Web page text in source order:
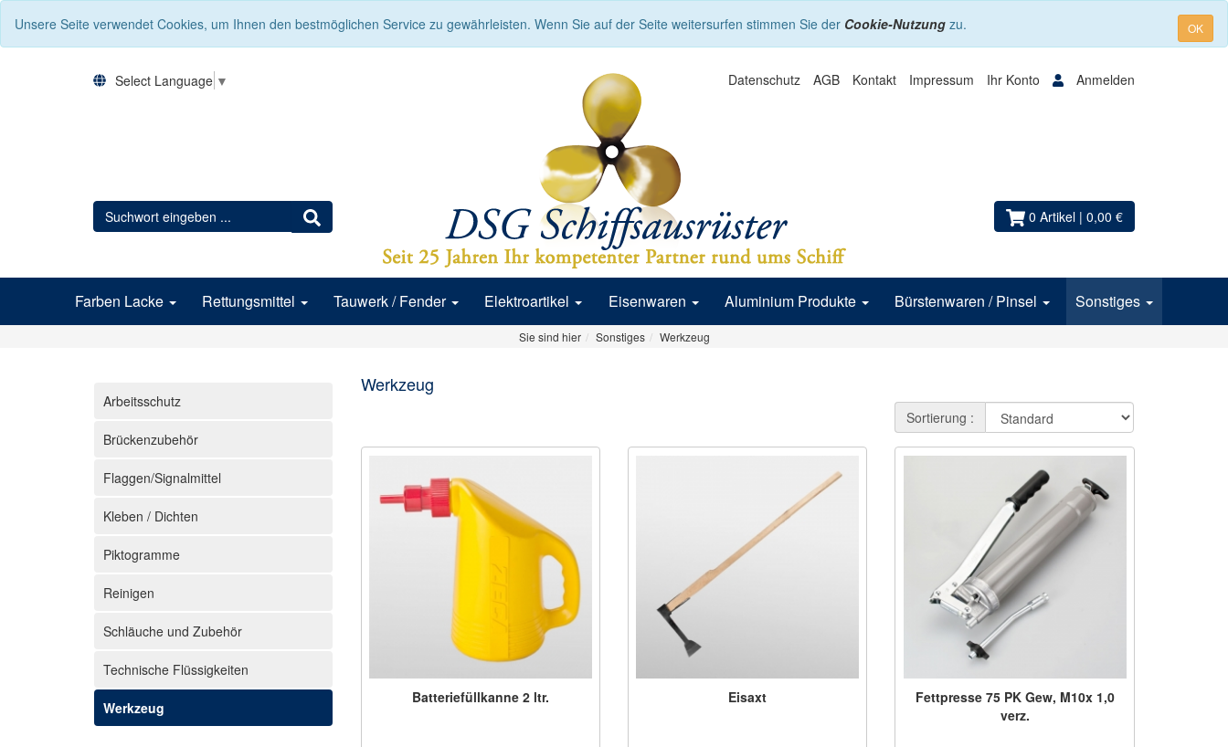
Unsere Seite verwendet Cookies, um Ihnen den bestmöglichen Service zu gewährleisten. Wenn Sie auf der Seite weitersurfen stimmen Sie der Cookie-Nutzung zu. OK
Select Language ▼ Datenschutz AGB Kontakt Impressum Ihr Konto Anmelden
0 Artikel | 0,00 €
Farben Lacke Rettungsmittel Tauwerk / Fender Elektroartikel Eisenwaren Aluminium Produkte Bürstenwaren / Pinsel Sonstiges
Sie sind hier Sonstiges Werkzeug
Arbeitsschutz
Brückenzubehör
Flaggen/Signalmittel
Kleben / Dichten
Piktogramme
Reinigen
Schläuche und Zubehör
Technische Flüssigkeiten
Werkzeug
Werkzeug
Sortierung :
Batteriefüllkanne 2 ltr. Eisaxt
Fettpresse 75 PK Gew, M10x 1,0
verz.